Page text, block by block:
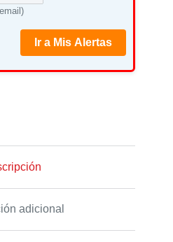
Ir a Mis Alertas
adicional